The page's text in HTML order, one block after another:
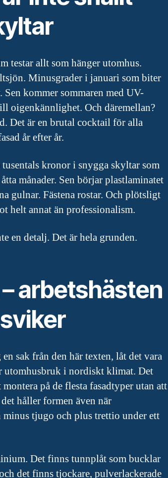
testar allt som hänger utomhus.
Minusgrader i januari som biter
kommer sommaren med UV-
oigenkännlighet. Och däremellan?
Det är en brutal cocktail för alla
år efter år.
kronor i snygga skyltar som
månader. Sen börjar plastlaminatet
gulnar. Fästena rostar. Och plötsligt
helt annat än professionalism.
en detalj. Det är hela grunden.
arbetshästen
sak från den här texten, låt det vara
utomhusbruk i nordiskt klimat. Det
på de flesta fasadtyper utan att
håller formen även när
minus tjugo och plus trettio under ett
Det finns tunnplåt som bucklar
det finns tjockare, pulverlackerade